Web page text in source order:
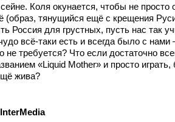
Коля окунается, чтобы не просто
(образ, тянущийся ещё с крещения
Россия для грустных, пусть нас так
всё-таки есть и всегда было с нами
не требуется? Что если достаточно
«Liquid Mother» и просто
жива?